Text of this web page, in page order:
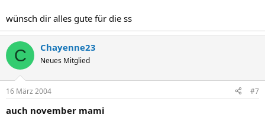
wünsch dir alles gute für die ss
C Chayenne23
Neues Mitglied
16 März 2004 #7
auch november mami